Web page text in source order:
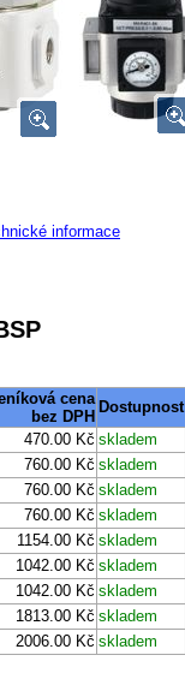
informace
cena
bez DPH
Dostupnost
470.00 Kč skladem
760.00 Kč skladem
760.00 Kč skladem
760.00 Kč skladem
1154.00 Kč skladem
1042.00 Kč skladem
1042.00 Kč skladem
1813.00 Kč skladem
2006.00 Kč skladem